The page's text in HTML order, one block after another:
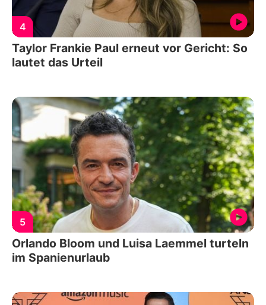
4
Taylor Frankie Paul erneut vor Gericht: So
lautet das Urteil
5
Orlando Bloom und Luisa Laemmel turteln
im Spanienurlaub